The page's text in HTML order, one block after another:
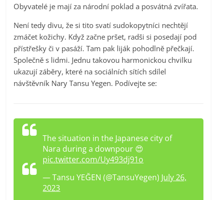
Obyvatelé je mají za národní poklad a posvátná zvířata.
Není tedy divu, že si tito svatí sudokopytníci nechtějí
zmáčet kožichy. Když začne pršet, radši si posedají pod
přístřešky či v pasáží. Tam pak liják pohodlně přečkají.
Společně s lidmi. Jednu takovou harmonickou chvilku
ukazují záběry, které na sociálních sítích sdílel
návštěvník Nary Tansu Yegen. Podívejte se:
The situation in the Japanese city of
Nara during a downpour 😍
pic.twitter.com/Uy493dj91o
— Tansu YEĞEN (@TansuYegen) July 26,
2023